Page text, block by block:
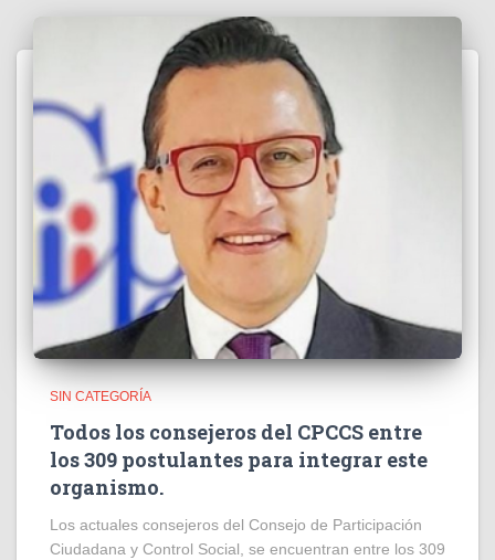
SIN CATEGORÍA
Todos los consejeros del CPCCS entre
los 309 postulantes para integrar este
organismo.
Los actuales consejeros del Consejo de Participación
Ciudadana y Control Social, se encuentran entre los 309